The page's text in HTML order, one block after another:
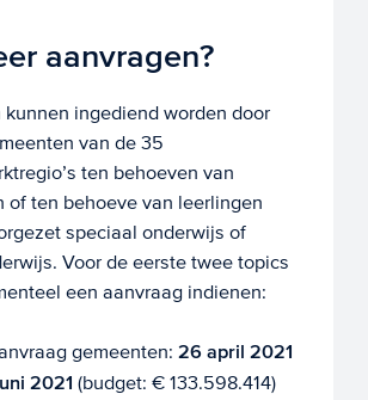
aanvragen?
kunnen ingediend worden door
van de 35
ten behoeven van
of ten behoeve van leerlingen
speciaal onderwijs of
Voor de eerste twee topics
een aanvraag indienen:
gemeenten: 26 april 2021
2021 (budget: € 133.598.414)